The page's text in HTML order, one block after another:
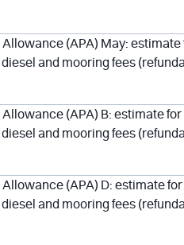
(APA) May:
and mooring fees
(APA) B: estimate
and mooring fees
(APA) D: estimate
and mooring fees